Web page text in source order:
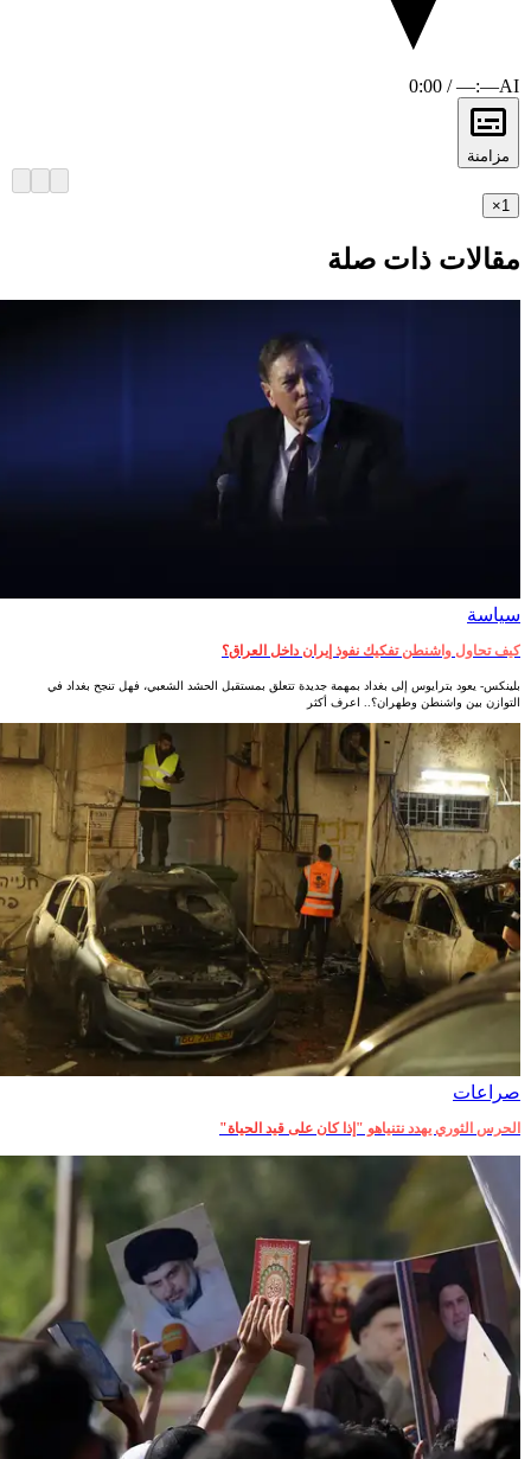
AI
0:00 / —:—
مزامنة
×
مقالات ذات صلة
سياسة
كيف تحاول واشنطن تفكيك نفوذ إيران داخل العراق؟
بلينكس- يعود بترايوس إلى بغداد بمهمة جديدة تتعلق بمستقبل الحشد الشعبي، فهل تنجح بغداد في
التوازن بين واشنطن وطهران؟.. اعرف أكثر
صراعات‎
الحرس الثوري يهدد نتنياهو "إذا كان على قيد الحياة"